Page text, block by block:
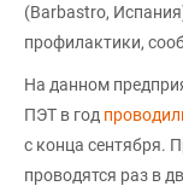
(Barbastro,
профилактики,
На данном
ПЭТ в год
с конца сентября.
проводятся раз в